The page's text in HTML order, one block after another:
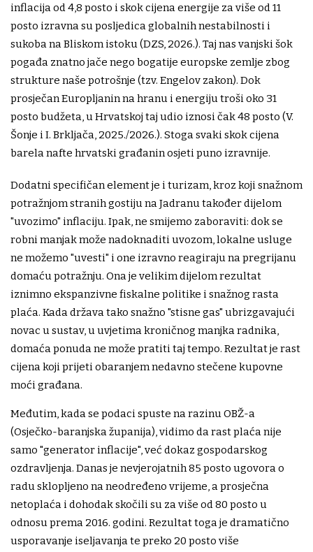
inflacija od 4,8 posto i skok cijena energije za više od 11
posto izravna su posljedica globalnih nestabilnosti i
sukoba na Bliskom istoku (DZS, 2026.). Taj nas vanjski šok
pogađa znatno jače nego bogatije europske zemlje zbog
strukture naše potrošnje (tzv. Engelov zakon). Dok
prosječan Europljanin na hranu i energiju troši oko 31
posto budžeta, u Hrvatskoj taj udio iznosi čak 48 posto (V.
Šonje i I. Brkljača, 2025./2026.). Stoga svaki skok cijena
barela nafte hrvatski građanin osjeti puno izravnije.
Dodatni specifičan element je i turizam, kroz koji snažnom
potražnjom stranih gostiju na Jadranu također dijelom
"uvozimo" inflaciju. Ipak, ne smijemo zaboraviti: dok se
robni manjak može nadoknaditi uvozom, lokalne usluge
ne možemo "uvesti" i one izravno reagiraju na pregrijanu
domaću potražnju. Ona je velikim dijelom rezultat
iznimno ekspanzivne fiskalne politike i snažnog rasta
plaća. Kada država tako snažno "stisne gas" ubrizgavajući
novac u sustav, u uvjetima kroničnog manjka radnika,
domaća ponuda ne može pratiti taj tempo. Rezultat je rast
cijena koji prijeti obaranjem nedavno stečene kupovne
moći građana.
Međutim, kada se podaci spuste na razinu OBŽ-a
(Osječko-baranjska županija), vidimo da rast plaća nije
samo "generator inflacije", već dokaz gospodarskog
ozdravljenja. Danas je nevjerojatnih 85 posto ugovora o
radu sklopljeno na neodređeno vrijeme, a prosječna
netoplaća i dohodak skočili su za više od 80 posto u
odnosu prema 2016. godini. Rezultat toga je dramatično
usporavanje iseljavanja te preko 20 posto više